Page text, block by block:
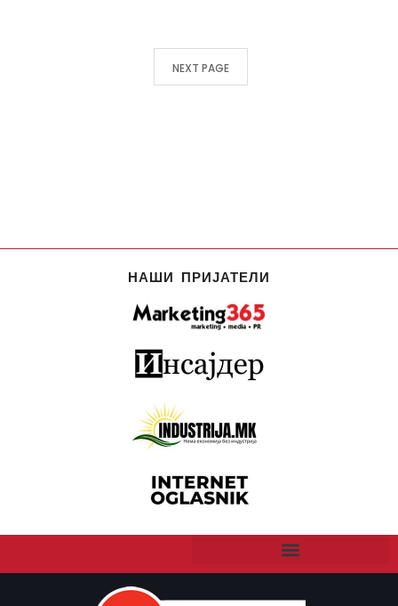
NEXT PAGE
НАШИ ПРИЈАТЕЛИ